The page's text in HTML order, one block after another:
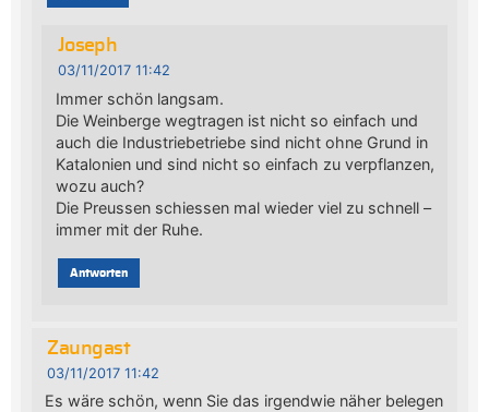
Joseph
03/11/2017 11:42
Immer schön langsam.
Die Weinberge wegtragen ist nicht so einfach und
auch die Industriebetriebe sind nicht ohne Grund in
Katalonien und sind nicht so einfach zu verpflanzen,
wozu auch?
Die Preussen schiessen mal wieder viel zu schnell –
immer mit der Ruhe.
Antworten
Zaungast
03/11/2017 11:42
Es wäre schön, wenn Sie das irgendwie näher belegen